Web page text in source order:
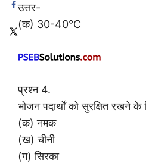
उत्तर-
(क) 30-40°C
प्रश्न 4.
भोजन पदार्थों को सुरक्षित रखने के
(क) नमक
(ख) चीनी
(ग) सिरका